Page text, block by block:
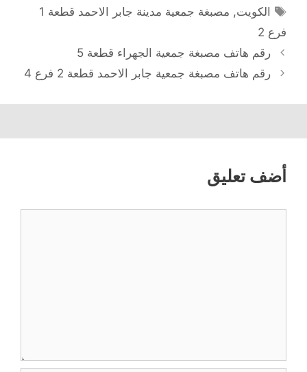
الوسوم
الكويت,
مصبغة جمعية مدينة جابر الاحمد قطعة 1
فرع 2
رقم هاتف مصبغة جمعية الجهراء قطعة 5
رقم هاتف مصبغة جمعية جابر الاحمد قطعة 2 فرع 4
أضف تعليق